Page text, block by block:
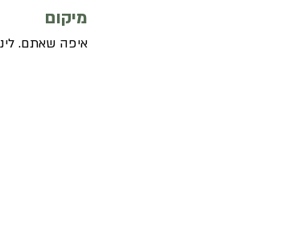
מיקום
איפה שאתם.